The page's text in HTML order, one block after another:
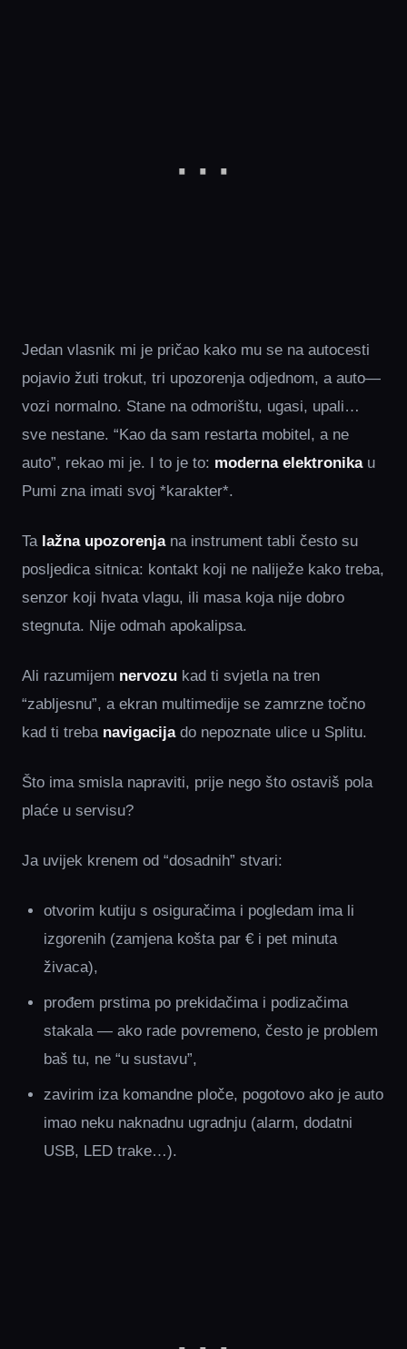
Jedan vlasnik mi je pričao kako mu se na autocesti
pojavio žuti trokut, tri upozorenja odjednom, a auto—
vozi normalno. Stane na odmorištu, ugasi, upali…
sve nestane. “Kao da sam restarta mobitel, a ne
auto”, rekao mi je. I to je to: moderna elektronikau
Pumi zna imati svoj *karakter*.
Ta lažna upozorenjana instrument tabli često su
posljedica sitnica: kontakt koji ne naliježe kako treba,
senzor koji hvata vlagu, ili masa koja nije dobro
stegnuta. Nije odmah apokalipsa.
Ali razumijem nervozu kad ti svjetla na tren
“zabljesnu”, a ekran multimedije se zamrzne točno
kad ti treba navigacijado nepoznate ulice u Splitu.
Što ima smisla napraviti, prije nego što ostaviš pola
plaće u servisu?
Ja uvijek krenem od “dosadnih” stvari:
otvorim kutiju s osiguračima i pogledam ima li
izgorenih (zamjena košta par € i pet minuta
živaca),
prođem prstima po prekidačima i podizačima
stakala — ako rade povremeno, često je problem
baš tu, ne “u sustavu”,
zavirim iza komandne ploče, pogotovo ako je auto
imao neku naknadnu ugradnju (alarm, dodatni
USB, LED trake…).